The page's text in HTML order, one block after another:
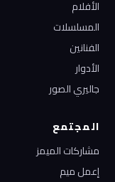
الأفلام
المسلسلات
الفنانين
الأدوار
جاليري الصور
المجتمع
مشاركات الميمز
إعمل ميم